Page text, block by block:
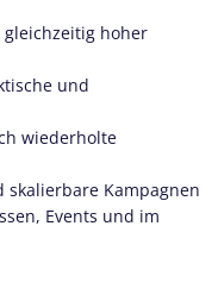
gleichzeitig hoher
und
wiederholte
skalierbare Kampagnen
Events und im